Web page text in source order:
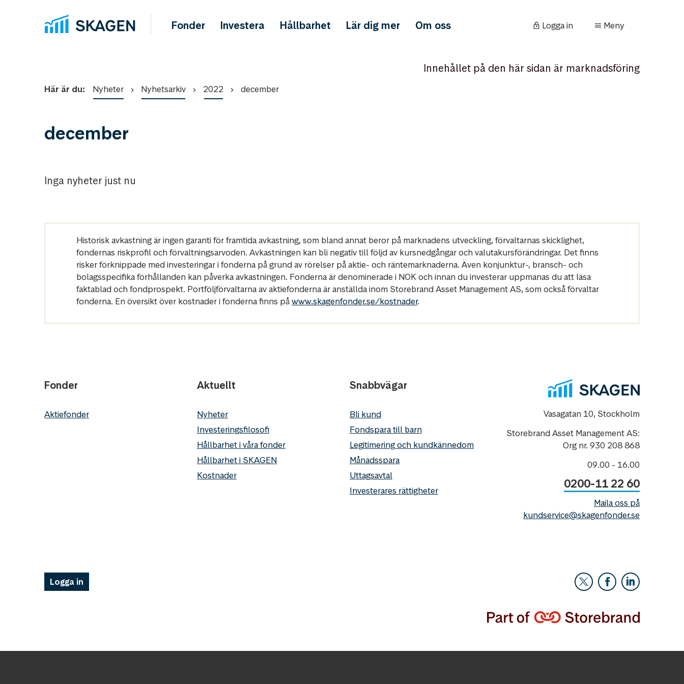
Fonder Investera Hållbarhet Lär dig mer Om oss Logga in Meny
Innehållet på den här sidan är marknadsföring
Här är du: Nyheter Nyhetsarkiv 2022 december
december
Inga nyheter just nu
Historisk avkastning är ingen garanti för framtida avkastning, som bland annat beror på marknadens utveckling, förvaltarnas skicklighet,
fondernas riskprofil och förvaltningsarvoden. Avkastningen kan bli negativ till följd av kursnedgångar och valutakursförändringar. Det finns
risker förknippade med investeringar i fonderna på grund av rörelser på aktie- och räntemarknaderna. Även konjunktur-, bransch- och
bolagsspecifika förhållanden kan påverka avkastningen. Fonderna är denominerade i NOK och innan du investerar uppmanas du att läsa
faktablad och fondprospekt. Portföljförvaltarna av aktiefonderna är anställda inom Storebrand Asset Management AS, som också förvaltar
fonderna. En översikt över kostnader i fonderna finns påwww.skagenfonder.se/kostnader.
Fonder
Aktiefonder
Aktuellt
Nyheter
Investeringsfilosofi
Hållbarhet i våra fonder
Hållbarhet i SKAGEN
Kostnader
Snabbvägar
Bli kund
Fondspara till barn
Legitimering och kundkännedom
Månadsspara
Uttagsavtal
Investerares rättigheter
Vasagatan 10, Stockholm
Storebrand Asset Management AS:
Org nr. 930 208 868
09.00 - 16.00
0200-11 22 60
Maila oss på
kundservice@skagenfonder.se
Logga in